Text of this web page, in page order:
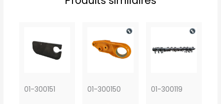
01-300151 01-300150 01-300119